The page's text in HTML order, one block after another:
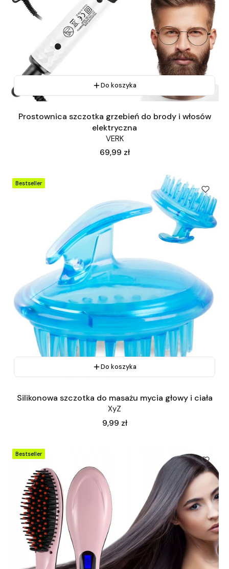
Do koszyka
Prostownica szczotka grzebień do brody i włosów
elektryczna
VERK
Cena
69,99 zł
Bestseller
Do koszyka
Silikonowa szczotka do masażu mycia głowy i ciała
XyZ
Cena
9,99 zł
Bestseller